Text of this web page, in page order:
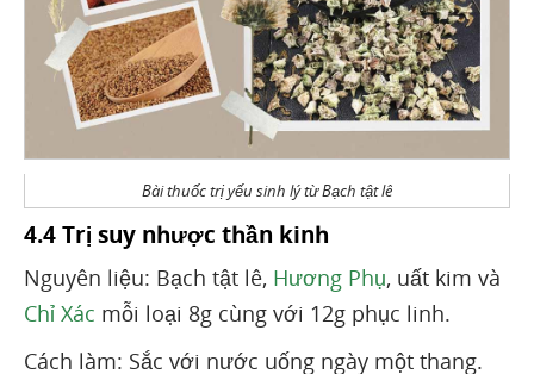
Bài thuốc trị yếu sinh lý từ Bạch tật lê
4.4 Trị suy nhược thần kinh
Nguyên liệu: Bạch tật lê, Hương Phụ, uất kim và
Chỉ Xác mỗi loại 8g cùng với 12g phục linh.
Cách làm: Sắc với nước uống ngày một thang.